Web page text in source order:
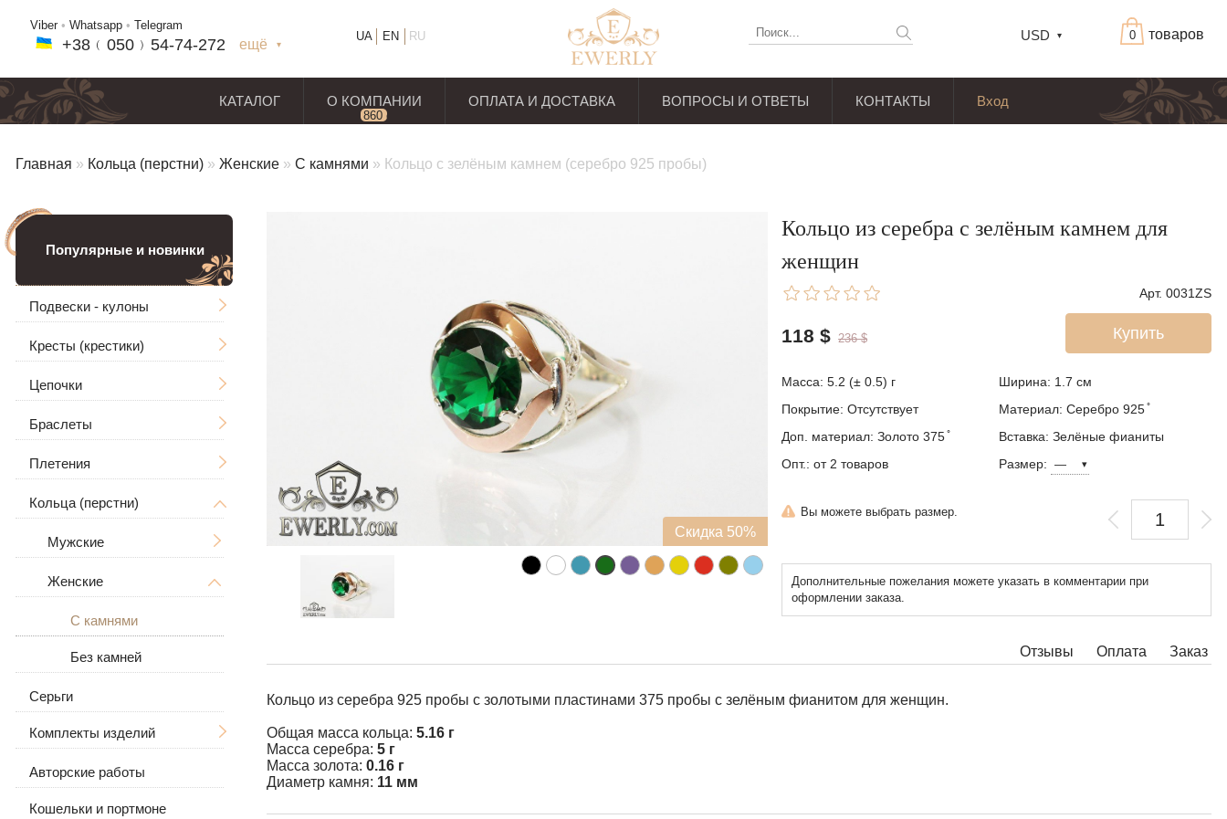
товаров
0
USD
Viber • Whatsapp • Telegram
+38﹙ 050 ﹚54-74-272 ещё
+38(068) 97
RU
UA EN
КАТАЛОГ О КОМПАНИИ
860 отзывов
ОПЛАТА И ДОСТАВКА ВОПРОСЫ И ОТВЕТЫ КОНТАКТЫ Вход
Главная » Кольца (перстни) » Женские » С камнями » Кольцо с зелёным камнем (серебро 925 пробы)
Популярные и новинки
Подвески - кулоны
Мужские
Большие
Ладанки
Дерево Жизни
Знаки зодиака
В виде собаки
Кресты (крестики)
Без распятия
С распятием
Мужские
Большие
Женские
Цепочки
Мужские
Большие / Толстые
Женские
Браслеты
Мужские
Большие / Толстые
Женские
С камнями
Каменные
Кожаные
Кожа с серебром
Плетения
Ручная вязка
Рамзес
Бисмарк
Якорное (якорь) с
Византийское
(Валькирия, Малайзия)
Литьё
Кольца (перстни)
Мужские
С черепом
С волком
С камнями
Без камней
Женские
С камнями
Без камней
Серьги
Комплекты изделий
Серьги и кольцо
Цепочка с подвеской
Авторские работы
Кошельки и портмоне
Скидка 50%
Кольцо из серебра с зелёным камнем для
женщин
Арт. 0031ZS
Купить
118 $ 236 $
Масса: 5.2 (± 0.5) г Ширина: 1.7 см
Покрытие: Отсутствует
Материал: Серебро 925 ̊
Доп. материал: Золото 375 ̊
Вставка: Зелёные фианиты
Опт.: от 2 товаров
Размер:
Вы можете выбрать размер.
Дополнительные пожелания можете указать в комментарии при
оформлении заказа.
Отзывы Заказ
Оплата
Кольцо из серебра 925 пробы с золотыми пластинами 375 пробы с зелёным фианитом для женщин.
Общая масса кольца: 5.16 г
Масса серебра: 5 г
Масса золота: 0.16 г
Диаметр камня: 11 мм